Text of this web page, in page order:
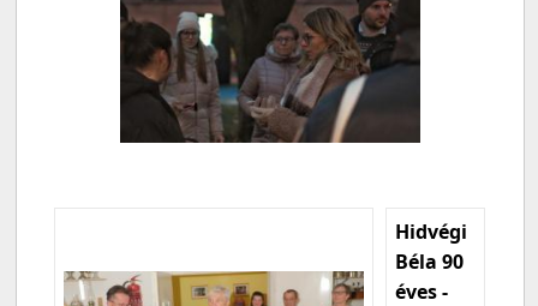
Hidvégi
Béla 90
éves -